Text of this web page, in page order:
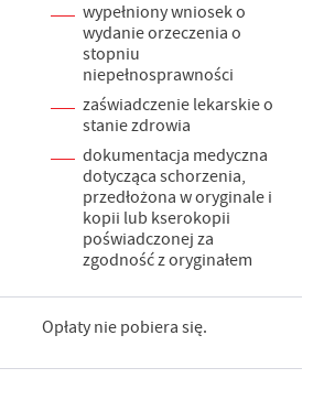
wypełniony wniosek o
wydanie orzeczenia o
stopniu
niepełnosprawności
zaświadczenie lekarskie o
stanie zdrowia
dokumentacja medyczna
dotycząca schorzenia,
przedłożona w oryginale i
kopii lub kserokopii
poświadczonej za
zgodność z oryginałem
Opłaty nie pobiera się.